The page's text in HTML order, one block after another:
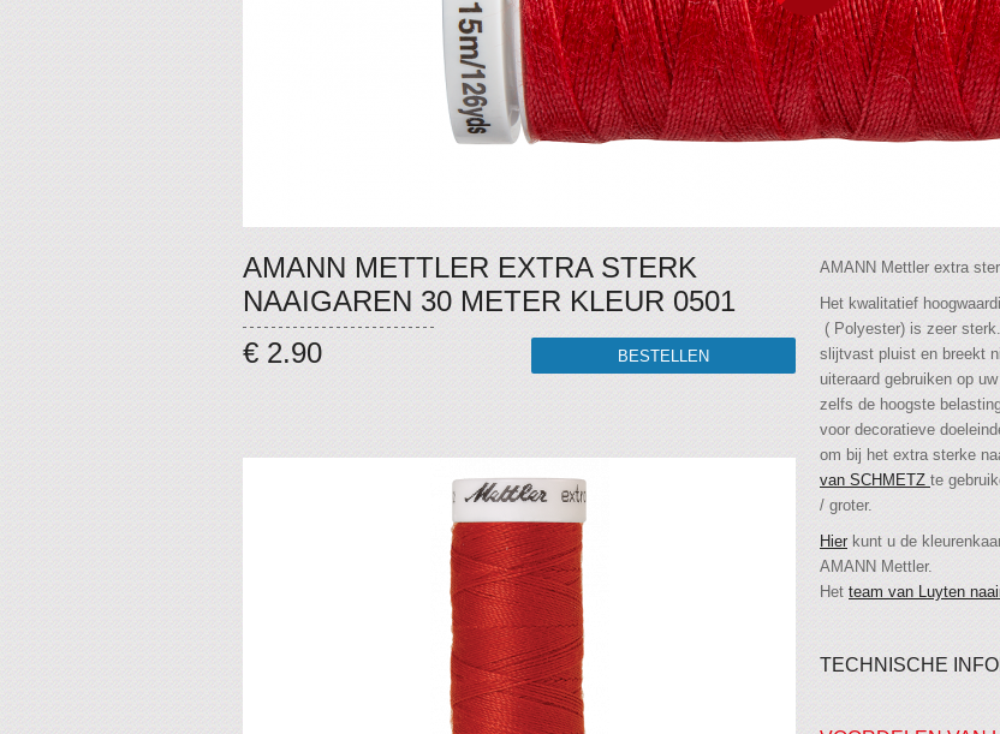
AMANN METTLER EXTRA STERK
NAAIGAREN 30 METER KLEUR 0501
€ 2.90
AMANN Mettler extra
Het kwalitatief
( Polyester) is zeer
slijtvast pluist en breekt
uiteraard gebruiken op
zelfs de hoogste
voor decoratieve
om bij het extra sterke
van SCHMETZ te
/ groter.
Hierkunt u de
AMANN Mettler.
Het team van Luyten
TECHNISCHE